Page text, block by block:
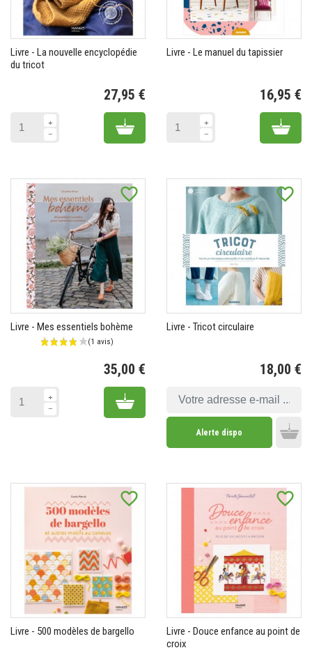
Livre - La nouvelle encyclopédie
du tricot
27,95 €
Add to cart
Livre - Le manuel du tapissier
16,95 €
Add
favorite_border
Livre - Mes essentiels bohème
35,00 €
Add to cart
favorite_border
Livre - Tricot circulaire
18,00 €
Alerte dispo
favorite_border
Livre - 500 modèles de bargello
favorite_border
Livre - Douce enfance au point de
croix